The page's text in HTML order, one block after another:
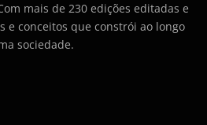
mais de 230 edições editadas e
e conceitos que constrói ao longo
sociedade.